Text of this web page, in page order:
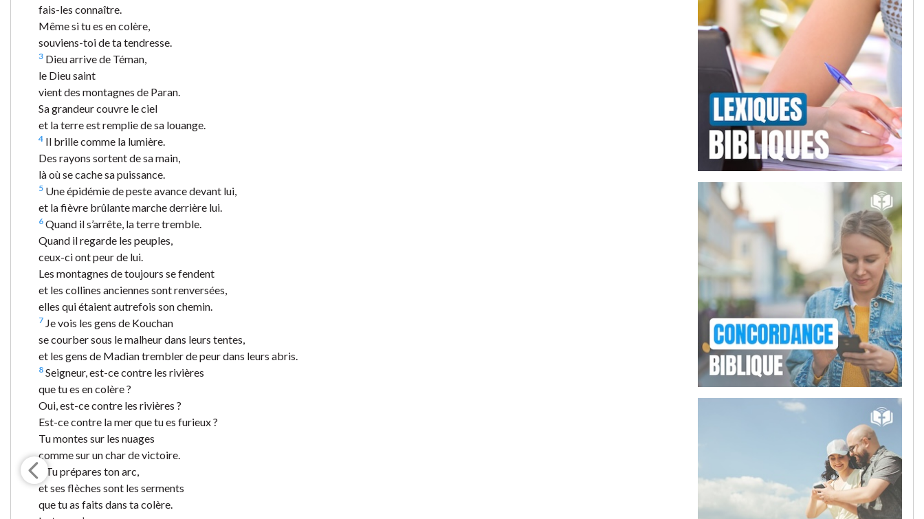
fais-les connaître.
Même si tu es en colère,
souviens-toi de ta tendresse.
3 Dieu arrive de Téman,
le Dieu saint
vient des montagnes de Paran.
Sa grandeur couvre le ciel
et la terre est remplie de sa louange.
4 Il brille comme la lumière.
Des rayons sortent de sa main,
là où se cache sa puissance.
5 Une épidémie de peste avance devant lui,
et la fièvre brûlante marche derrière lui.
6 Quand il s’arrête, la terre tremble.
Quand il regarde les peuples,
ceux-ci ont peur de lui.
Les montagnes de toujours se fendent
et les collines anciennes sont renversées,
elles qui étaient autrefois son chemin.
7 Je vois les gens de Kouchan
se courber sous le malheur dans leurs tentes,
et les gens de Madian trembler de peur dans leurs abris.
8 Seigneur, est-ce contre les rivières
que tu es en colère ?
Oui, est-ce contre les rivières ?
Est-ce contre la mer que tu es furieux ?
Tu montes sur les nuages
comme sur un char de victoire.
Tu prépares ton arc,
et ses flèches sont les serments
que tu as faits dans ta colère.